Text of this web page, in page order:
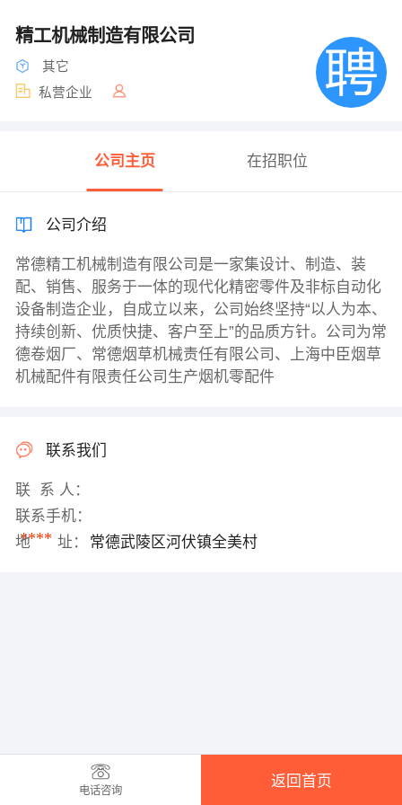
精工机械制造有限公司
其它
私营企业
公司主页 在招职位
公司介绍
常德精工机械制造有限公司是一家集设计、制造、装
配、销售、服务于一体的现代化精密零件及非标自动化
设备制造企业，自成立以来，公司始终坚持“以人为本、
持续创新、优质快捷、客户至上”的品质方针。公司为常
德卷烟厂、常德烟草机械责任有限公司、上海中臣烟草
机械配件有限责任公司生产烟机零配件
联系我们
联 系 人：
联系手机：
****
地 址： 常德武陵区河伏镇全美村
电话咨询
返回首页